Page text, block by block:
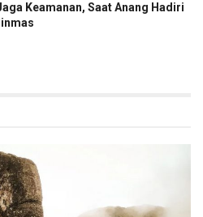
Keamanan, Saat Anang Hadiri